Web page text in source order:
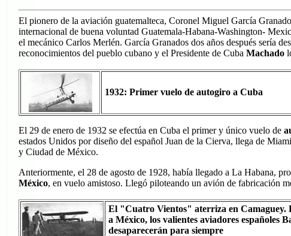
El pionero de la aviación guatemalteca, Coronel Miguel García
internacional de buena voluntad Guatemala-Habana-Washington-
el mecánico Carlos Merlén. García Granados dos años después sería
reconocimientos del pueblo cubano y el Presidente de CubaMachado
1932: Primer vuelo de autogiro a Cuba
El 29 de enero de 1932 se efectúa en Cuba el primer y único vuelo de
estados Unidos por diseño del español Juan de la Cierva, llega de
y Ciudad de México.
Anteriormente, el 28 de agosto de 1928, había llegado a La Habana,
México, en vuelo amistoso. Llegó piloteando un avión de fabricación
El "Cuatro Vientos" aterriza en Camaguey.
a México, los valientes aviadores españoles
desaparecerán para siempre